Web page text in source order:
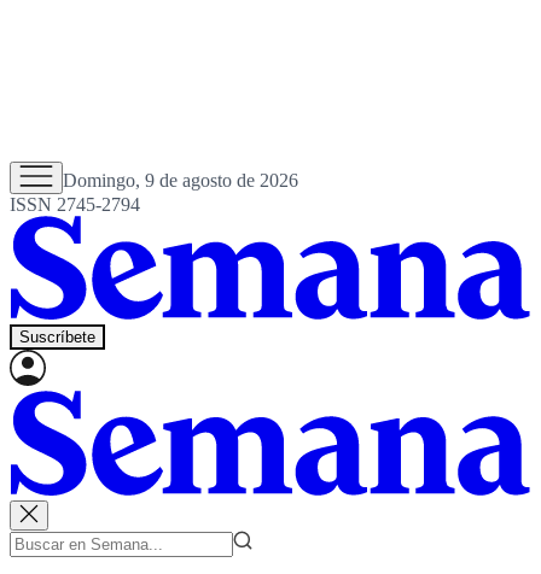
Domingo, 9 de agosto de 2026
ISSN 2745-2794
Suscríbete